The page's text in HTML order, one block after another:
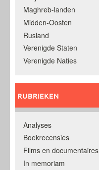
Maghreb-landen
Midden-Oosten
Rusland
Verenigde Staten
Verenigde Naties
RUBRIEKEN
Analyses
Boekrecensies
Films en documentaires
In memoriam